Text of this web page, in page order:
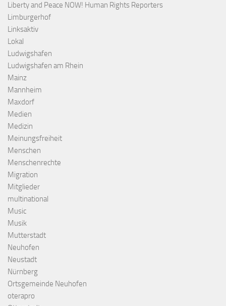
Liberty and Peace NOW! Human Rights Reporters
Limburgerhof
Linksaktiv
Lokal
Ludwigshafen
Ludwigshafen am Rhein
Mainz
Mannheim
Maxdorf
Medien
Medizin
Meinungsfreiheit
Menschen
Menschenrechte
Migration
Mitglieder
multinational
Music
Musik
Mutterstadt
Neuhofen
Neustadt
Nürnberg
Ortsgemeinde Neuhofen
oterapro